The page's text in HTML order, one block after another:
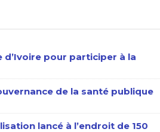
d’Ivoire pour participer à la
de la santé publique
lancé à l’endroit de 150